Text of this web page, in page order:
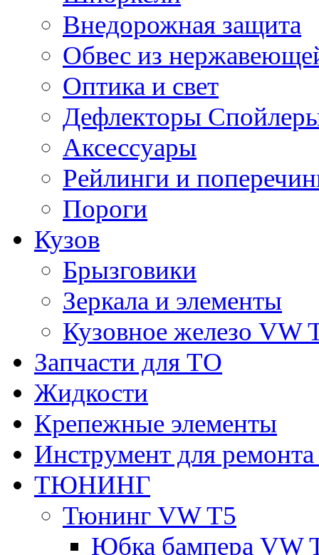
Внедорожная защита
Обвес из
Оптика и свет
Дефлекторы
Аксессуары
Рейлинги и
Пороги
Кузов
Брызговики
Зеркала и элементы
Кузовное железо VW
Запчасти для ТО
Жидкости
Крепежные элементы
Инструмент для
ТЮНИНГ
Тюнинг VW T5
Юбка бампера VW